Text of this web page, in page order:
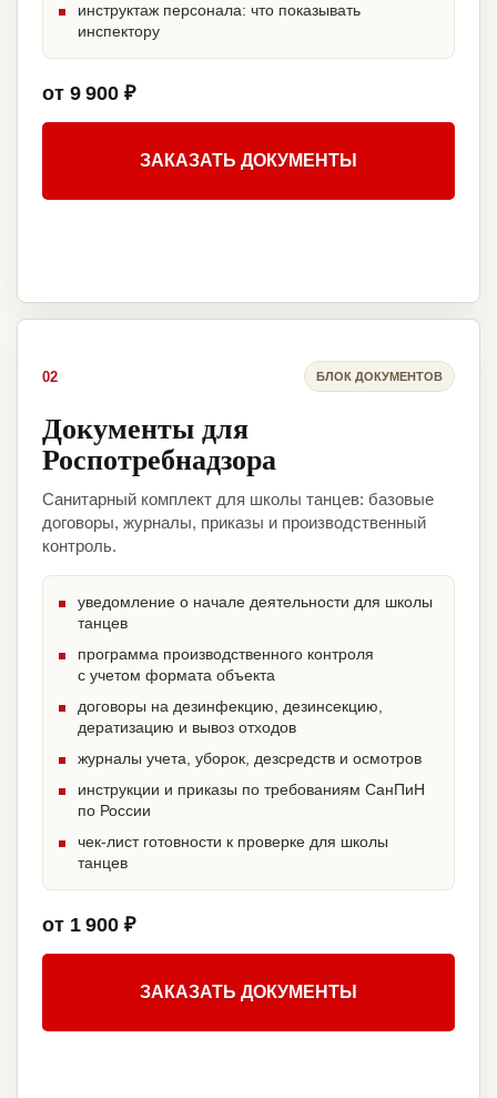
инструктаж персонала: что показывать
инспектору
от 9 900 ₽
ЗАКАЗАТЬ ДОКУМЕНТЫ
02 БЛОК ДОКУМЕНТОВ
Документы для
Роспотребнадзора
Санитарный комплект для школы танцев: базовые
договоры, журналы, приказы и производственный
контроль.
уведомление о начале деятельности для школы
танцев
программа производственного контроля
с учетом формата объекта
договоры на дезинфекцию, дезинсекцию,
дератизацию и вывоз отходов
журналы учета, уборок, дезсредств и осмотров
инструкции и приказы по требованиям СанПиН
по России
чек-лист готовности к проверке для школы
танцев
от 1 900 ₽
ЗАКАЗАТЬ ДОКУМЕНТЫ